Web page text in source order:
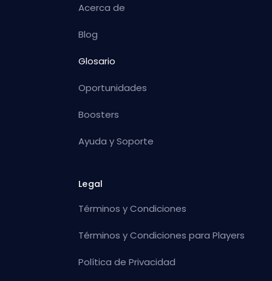
Acerca de
Blog
Glosario
Oportunidades
Boosters
Ayuda y Soporte
Legal
Términos y Condiciones
Términos y Condiciones para Players
Política de Privacidad